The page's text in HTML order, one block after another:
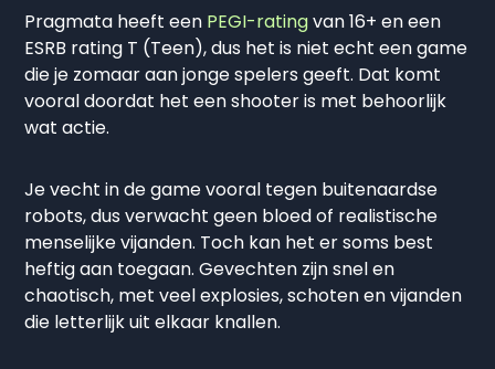
Pragmata heeft een PEGI-ratingvan 16+ en een
ESRB rating T (Teen), dus het is niet echt een game
die je zomaar aan jonge spelers geeft. Dat komt
vooral doordat het een shooter is met behoorlijk
wat actie.
Je vecht in de game vooral tegen buitenaardse
robots, dus verwacht geen bloed of realistische
menselijke vijanden. Toch kan het er soms best
heftig aan toegaan. Gevechten zijn snel en
chaotisch, met veel explosies, schoten en vijanden
die letterlijk uit elkaar knallen.